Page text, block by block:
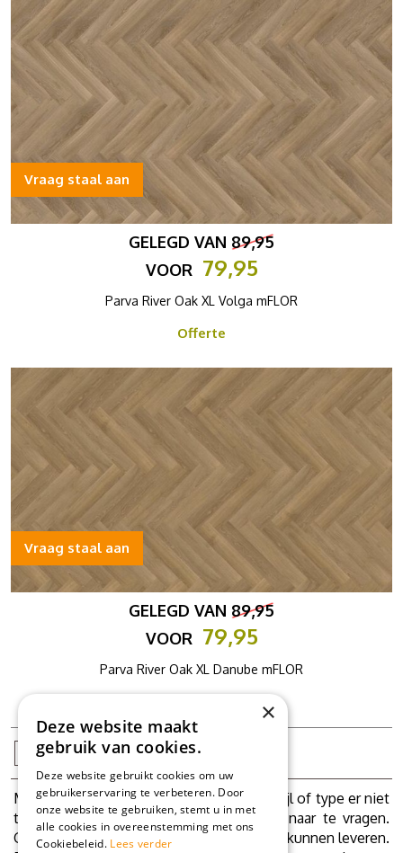
GELEGD VAN 89,95
VOOR 79,95
Parva River Oak XL Volga mFLOR
Offerte
Vraag staal aan
GELEGD VAN 89,95
VOOR 79,95
Parva River Oak XL Danube mFLOR
Vraag staal aan
1
Mocht onverhoopt uw PVC vloer, kleur, stijl of type er niet
tussen zitten, schroom dan niet ons er naar te vragen.
Grote kans dat we ook uw favoriete vloer kunnen leveren.
×
Deze website maakt
gebruik van cookies.
Deze website gebruikt cookies om uw
gebruikerservaring te verbeteren. Door
onze website te gebruiken, stemt u in met
alle cookies in overeenstemming met ons
Cookiebeleid. Lees verder